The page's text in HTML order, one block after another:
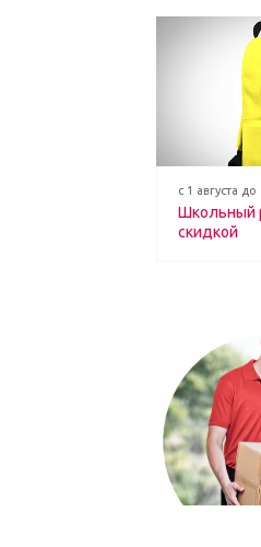
с 1 августа
Школьный
скидкой